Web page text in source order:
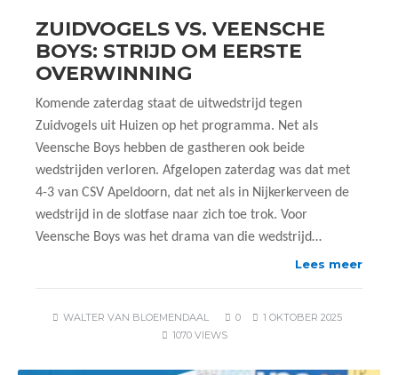
ZUIDVOGELS VS. VEENSCHE
BOYS: STRIJD OM EERSTE
OVERWINNING
Komende zaterdag staat de uitwedstrijd tegen
Zuidvogels uit Huizen op het programma. Net als
Veensche Boys hebben de gastheren ook beide
wedstrijden verloren. Afgelopen zaterdag was dat met
4-3 van CSV Apeldoorn, dat net als in Nijkerkerveen de
wedstrijd in de slotfase naar zich toe trok. Voor
Veensche Boys was het drama van die wedstrijd…
Lees meer
WALTER VAN BLOEMENDAAL 0
1 OKTOBER 2025
1070 VIEWS